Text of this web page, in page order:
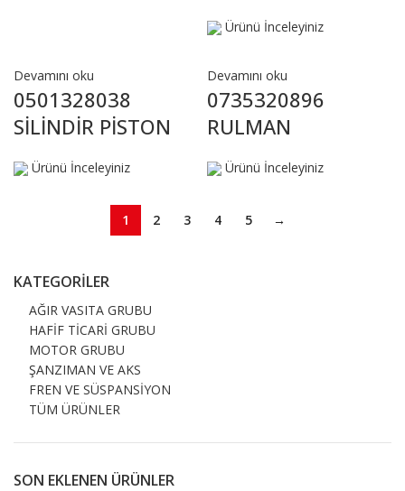
KATEGORILER
AĞIR VASITA GRUBU
HAFİF TİCARİ GRUBU
MOTOR GRUBU
ŞANZIMAN VE AKS
FREN VE SÜSPANSİYON
TÜM ÜRÜNLER
SON EKLENEN ÜRÜNLER
Ürünü İnceleyiniz
Devamını oku
0501328038
SİLİNDİR PİSTON
Ürünü İnceleyiniz
Devamını oku
0735320896
RULMAN
Ürünü İnceleyiniz
1 2 3 4 5 →